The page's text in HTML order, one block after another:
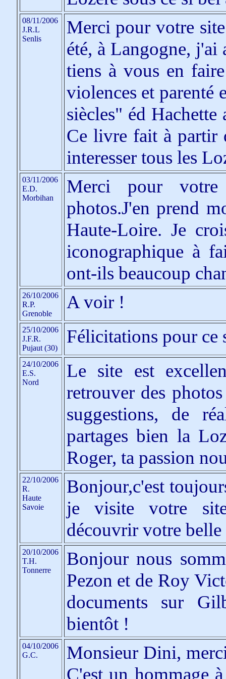
08/11/2006
J.R.L
Senlis
Merci pour votre
été, à Langogne,
tiens à vous en
violences et parenté
siècles" éd
Ce livre fait à partir
interesser tous les
03/11/2006
E.D.
Morbihan
Merci pour
photos.J'en prend
Haute-Loire. Je
iconographique à
ont-ils beaucoup
26/10/2006
R.P.
Grenoble
A voir !
25/10/2006
J.F.R.
Pujaut (30)
Félicitations pour ce
24/10/2006
E.S.
Nord
Le site est
retrouver des
suggestions, de
partages bien la
Roger, ta passion
22/10/2006
R.
Haute
Savoie
Bonjour,c'est
je visite votre
découvrir votre
20/10/2006
T.H.
Tonnerre
Bonjour nous
Pezon et de Roy
documents sur
bientôt !
04/10/2006
G.C.
Monsieur Dini,
C'est un hommage